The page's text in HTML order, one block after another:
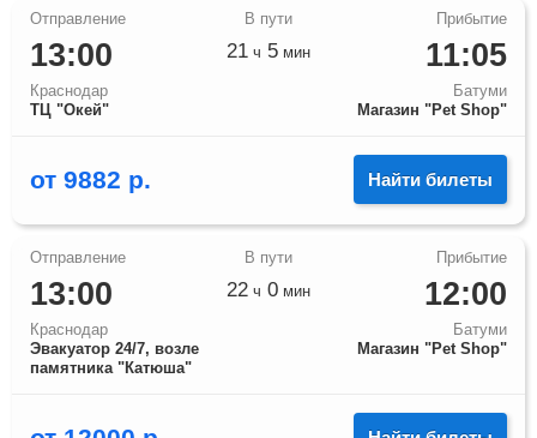
13:00
Краснодар
ТЦ "Окей"
11:05
Батуми
Магазин "Pet Shop"
21 ч 5 мин
от 9882 р. Найти билеты
13:00
Краснодар
Эвакуатор 24/7, возле
памятника "Катюша"
12:00
Батуми
Магазин "Pet Shop"
22 ч 0 мин